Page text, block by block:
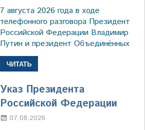
7 августа 2026 года в ходе
телефонного разговора Президент
Российской Федерации Владимир
Путин и президент Объединённых
ЧИТАТЬ
Указ Президента
Российской Федерации
07.08.2026